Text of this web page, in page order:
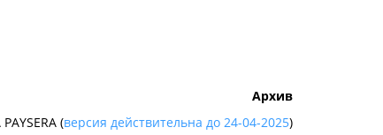
Архив
(версия действительна до 24-04-2025)